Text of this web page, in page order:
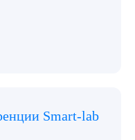
Smart-lab